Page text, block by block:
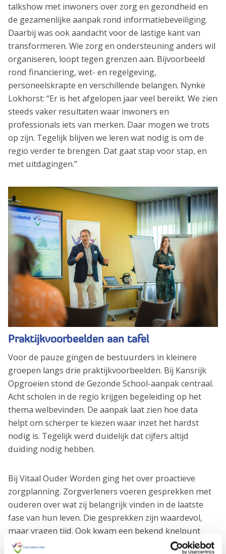
talkshow met inwoners over zorg en gezondheid en
de gezamenlijke aanpak rond informatiebeveiliging.
Daarbij was ook aandacht voor de lastige kant van
transformeren. Wie zorg en ondersteuning anders wil
organiseren, loopt tegen grenzen aan. Bijvoorbeeld
rond financiering, wet- en regelgeving,
personeelskrapte en verschillende belangen. Nynke
Lokhorst: “Er is het afgelopen jaar veel bereikt. We zien
steeds vaker resultaten waar inwoners en
professionals iets van merken. Daar mogen we trots
op zijn. Tegelijk blijven we leren wat nodig is om de
regio verder te brengen. Dat gaat stap voor stap, en
met uitdagingen.”
Praktijkvoorbeelden aan tafel
Voor de pauze gingen de bestuurders in kleinere
groepen langs drie praktijkvoorbeelden. Bij Kansrijk
Opgroeien stond de Gezonde School-aanpak centraal.
Acht scholen in de regio krijgen begeleiding op het
thema welbevinden. De aanpak laat zien hoe data
helpt om scherper te kiezen waar inzet het hardst
nodig is. Tegelijk werd duidelijk dat cijfers altijd
duiding nodig hebben.
Bij Vitaal Ouder Worden ging het over proactieve
zorgplanning. Zorgverleners voeren gesprekken met
ouderen over wat zij belangrijk vinden in de laatste
fase van hun leven. Die gesprekken zijn waardevol,
maar vragen tijd. Ook kwam een bekend knelpunt
naar voren: hoe zorgen we dat vastgelegde wensen